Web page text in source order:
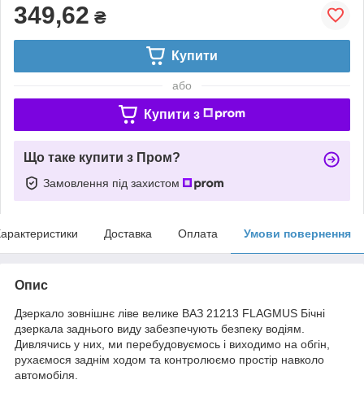
349,62 ₴
Купити
або
Купити з
Що таке купити з Пром?
Замовлення під захистом
Доставка Оплата Умови повернення
Опис
Дзеркало зовнішнє ліве велике ВАЗ 21213 FLAGMUS Бічні
дзеркала заднього виду забезпечують безпеку водіям.
Дивлячись у них, ми перебудовуємось і виходимо на обгін,
рухаємося заднім ходом та контролюємо простір навколо
автомобіля.